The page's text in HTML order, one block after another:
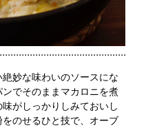
妙な味わいのソースにな
でそのままマカロニを煮
がしっかりしみておいし
のせるひと技で、オーブ